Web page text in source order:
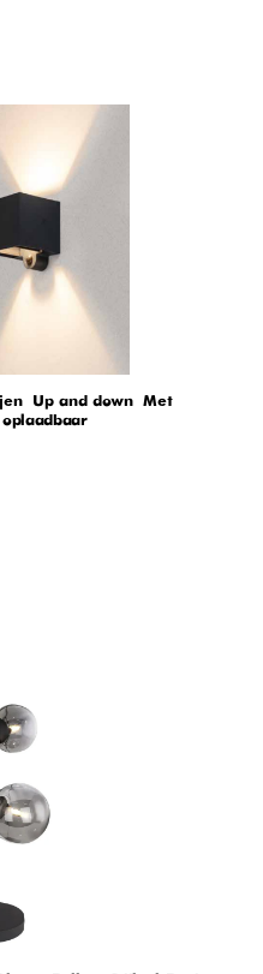
– Up and down – Met
oplaadbaar